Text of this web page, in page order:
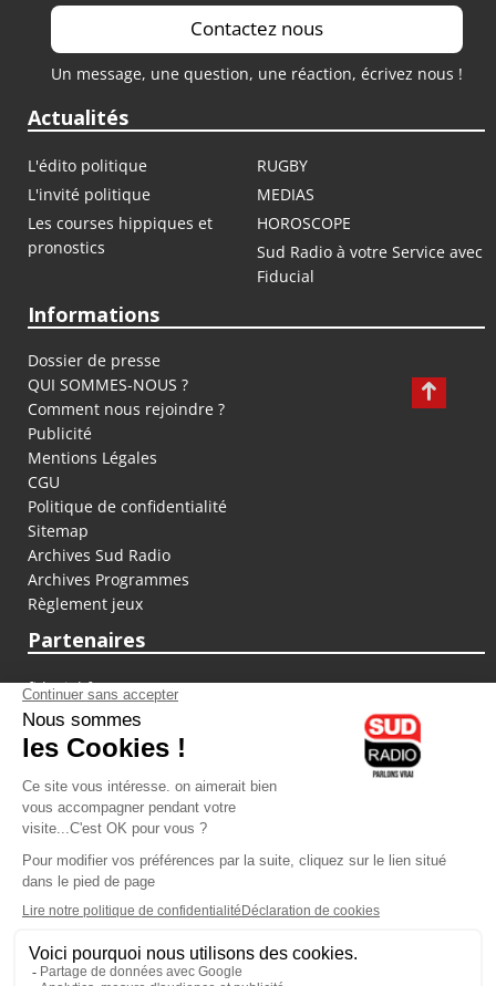
Contactez nous
Un message, une question, une réaction, écrivez nous !
Actualités
L'édito politique
RUGBY
L'invité politique
MEDIAS
Les courses hippiques et
pronostics
HOROSCOPE
Sud Radio à votre Service avec
Fiducial
Informations
Dossier de presse
QUI SOMMES-NOUS ?
Comment nous rejoindre ?
Publicité
Mentions Légales
CGU
Politique de confidentialité
Sitemap
Archives Sud Radio
Archives Programmes
Règlement jeux
Partenaires
fiducial.fr
lyoncapitale.fr
olympique-et-lyonnais.com
L'application Iphone / Android
Téléchargez l'application
Les cookies
Gestion des cookies